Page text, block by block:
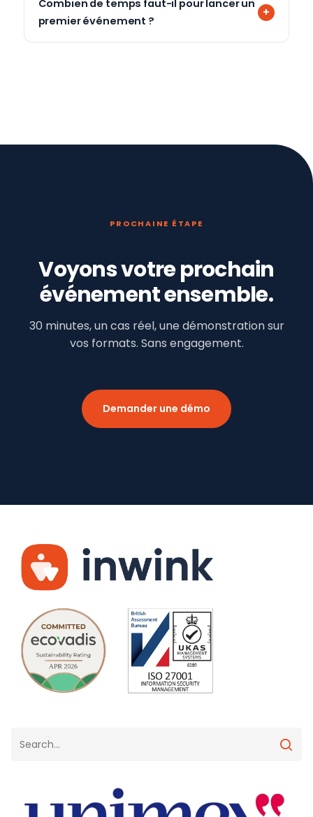
Combien de temps faut-il pour lancer un
premier événement ?
PROCHAINE ÉTAPE
Voyons votre prochain
événement ensemble.
30 minutes, un cas réel, une démonstration sur
vos formats. Sans engagement.
Demander une démo